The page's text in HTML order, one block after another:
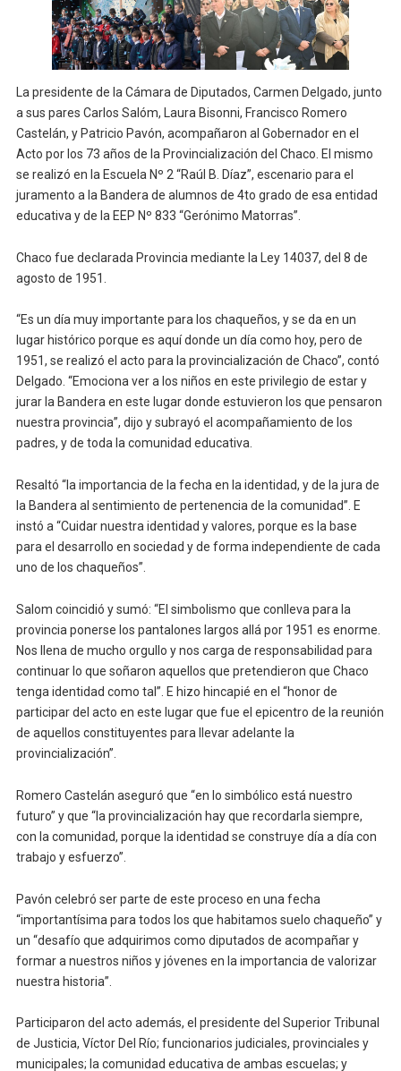
La presidente de la Cámara de Diputados, Carmen Delgado, junto
a sus pares Carlos Salóm, Laura Bisonni, Francisco Romero
Castelán, y Patricio Pavón, acompañaron al Gobernador en el
Acto por los 73 años de la Provincialización del Chaco. El mismo
se realizó en la Escuela Nº 2 “Raúl B. Díaz”, escenario para el
juramento a la Bandera de alumnos de 4to grado de esa entidad
educativa y de la EEP Nº 833 “Gerónimo Matorras”.
Chaco fue declarada Provincia mediante la Ley 14037, del 8 de
agosto de 1951.
“Es un día muy importante para los chaqueños, y se da en un
lugar histórico porque es aquí donde un día como hoy, pero de
1951, se realizó el acto para la provincialización de Chaco”, contó
Delgado. “Emociona ver a los niños en este privilegio de estar y
jurar la Bandera en este lugar donde estuvieron los que pensaron
nuestra provincia”, dijo y subrayó el acompañamiento de los
padres, y de toda la comunidad educativa.
Resaltó “la importancia de la fecha en la identidad, y de la jura de
la Bandera al sentimiento de pertenencia de la comunidad”. E
instó a “Cuidar nuestra identidad y valores, porque es la base
para el desarrollo en sociedad y de forma independiente de cada
uno de los chaqueños”.
Salom coincidió y sumó: “El simbolismo que conlleva para la
provincia ponerse los pantalones largos allá por 1951 es enorme.
Nos llena de mucho orgullo y nos carga de responsabilidad para
continuar lo que soñaron aquellos que pretendieron que Chaco
tenga identidad como tal”. E hizo hincapié en el “honor de
participar del acto en este lugar que fue el epicentro de la reunión
de aquellos constituyentes para llevar adelante la
provincialización”.
Romero Castelán aseguró que “en lo simbólico está nuestro
futuro” y que “la provincialización hay que recordarla siempre,
con la comunidad, porque la identidad se construye día a día con
trabajo y esfuerzo”.
Pavón celebró ser parte de este proceso en una fecha
“importantísima para todos los que habitamos suelo chaqueño” y
un “desafío que adquirimos como diputados de acompañar y
formar a nuestros niños y jóvenes en la importancia de valorizar
nuestra historia”.
Participaron del acto además, el presidente del Superior Tribunal
de Justicia, Víctor Del Río; funcionarios judiciales, provinciales y
municipales; la comunidad educativa de ambas escuelas; y